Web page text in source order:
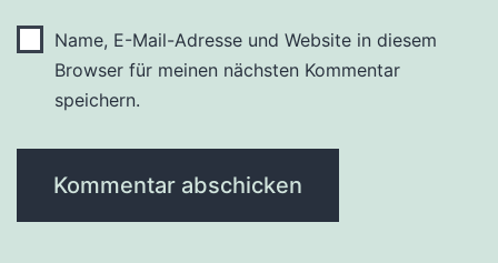
Name, E-Mail-Adresse und Website in diesem
Browser für meinen nächsten Kommentar
speichern.